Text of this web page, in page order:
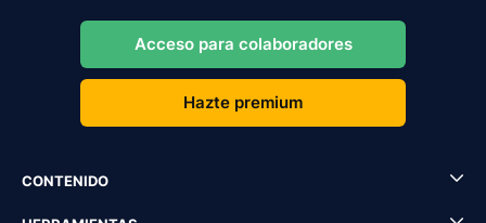
Acceso para colaboradores
Hazte premium
CONTENIDO